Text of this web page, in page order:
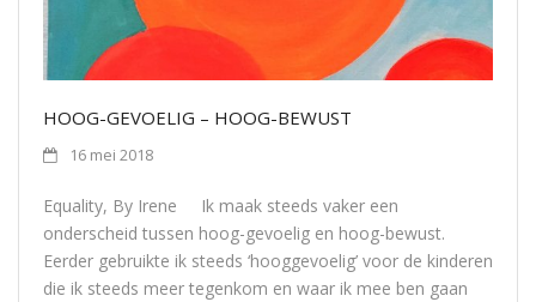
HOOG-GEVOELIG – HOOG-BEWUST
16 mei 2018
Equality, By Irene Ik maak steeds vaker een
onderscheid tussen hoog-gevoelig en hoog-bewust.
Eerder gebruikte ik steeds ‘hooggevoelig’ voor de kinderen
die ik steeds meer tegenkom en waar ik mee ben gaan